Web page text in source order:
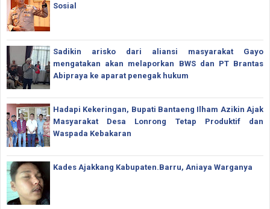
Sosial
Sadikin arisko dari aliansi masyarakat Gayo
mengatakan akan melaporkan BWS dan PT Brantas
Abipraya ke aparat penegak hukum
Hadapi Kekeringan, Bupati Bantaeng Ilham Azikin Ajak
Masyarakat Desa Lonrong Tetap Produktif dan
Waspada Kebakaran
Kades Ajakkang Kabupaten.Barru, Aniaya Warganya